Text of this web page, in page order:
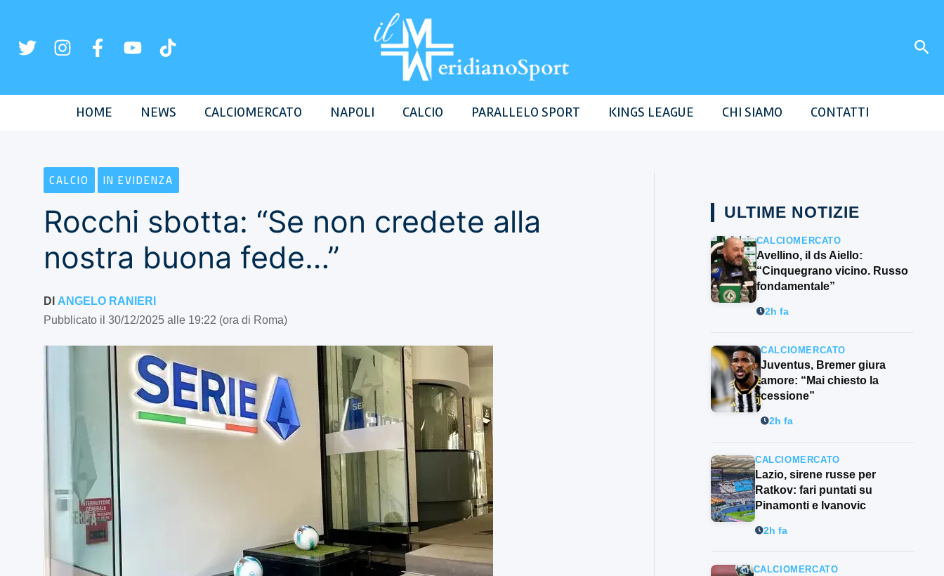
contenuto
HOME NEWS CALCIOMERCATO NAPOLI CALCIO PARALLELO SPORT KINGS LEAGUE CHI SIAMO CONTATTI
CALCIO IN EVIDENZA
Rocchi sbotta: “Se non credete alla
nostra buona fede…”
DI ANGELO RANIERI
Pubblicato il 30/12/2025 alle 19:22 (ora di Roma)
ULTIME NOTIZIE
CALCIOMERCATO
Avellino, il ds Aiello:
“Cinquegrano vicino. Russo
fondamentale”
2h fa
CALCIOMERCATO
Juventus, Bremer giura
amore: “Mai chiesto la
cessione”
2h fa
CALCIOMERCATO
Lazio, sirene russe per
Ratkov: fari puntati su
Pinamonti e Ivanovic
2h fa
CALCIOMERCATO